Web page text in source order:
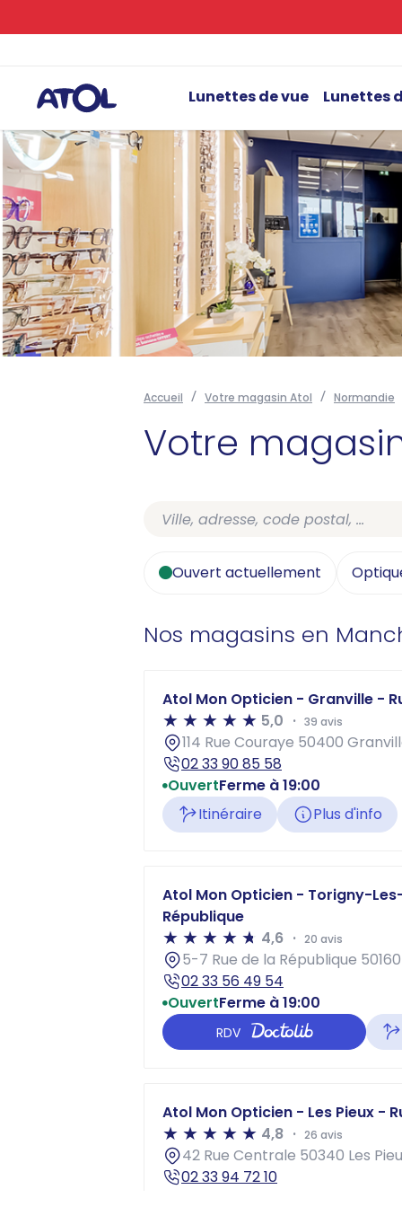
Lunettes de vue Lunettes
Accueil Votre magasin Atol Normandie
Votre
Ouvert actuellement
Nos magasins en
Atol Mon Opticien - Granville -
5,0
39 avis
114 Rue Couraye 50400
02 33 90 85 58
OuvertFerme à 19:00
Itinéraire
Plus d'info
Atol Mon Opticien - Torigny-
République
4,6
20 avis
5-7 Rue de la République
02 33 56 49 54
OuvertFerme à 19:00
RDV
Atol Mon Opticien - Les Pieux -
4,8
26 avis
42 Rue Centrale 50340 Les
02 33 94 72 10